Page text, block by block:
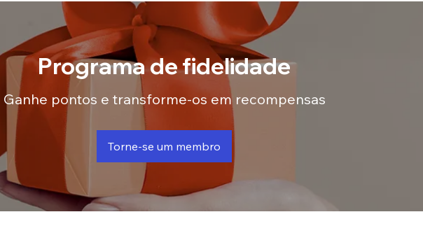
Programa de fidelidade
Ganhe pontos e transforme-os em recompensas
Torne-se um membro